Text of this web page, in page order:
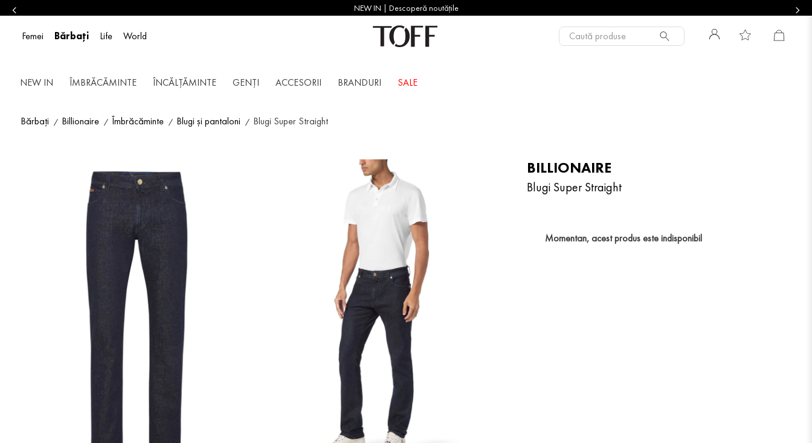
NEW IN | Descoperă noutățile
Femei Bărbați Life World Caută produse
NEW IN ÎMBRĂCĂMINTE ÎNCĂLȚĂMINTE GENȚI ACCESORII BRANDURI SALE
Bărbați Billionaire Îmbrăcăminte Blugi și pantaloni Blugi Super Straight
BILLIONAIRE
Blugi Super Straight
Momentan, acest produs este indisponibil